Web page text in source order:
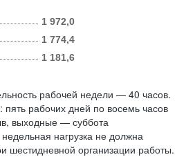
1 972,0
1 774,4
1 181,6
рабочей недели — 40 часов.
рабочих дней по восемь часов
выходные — суббота
нагрузка не должна
шестидневной организации работы.